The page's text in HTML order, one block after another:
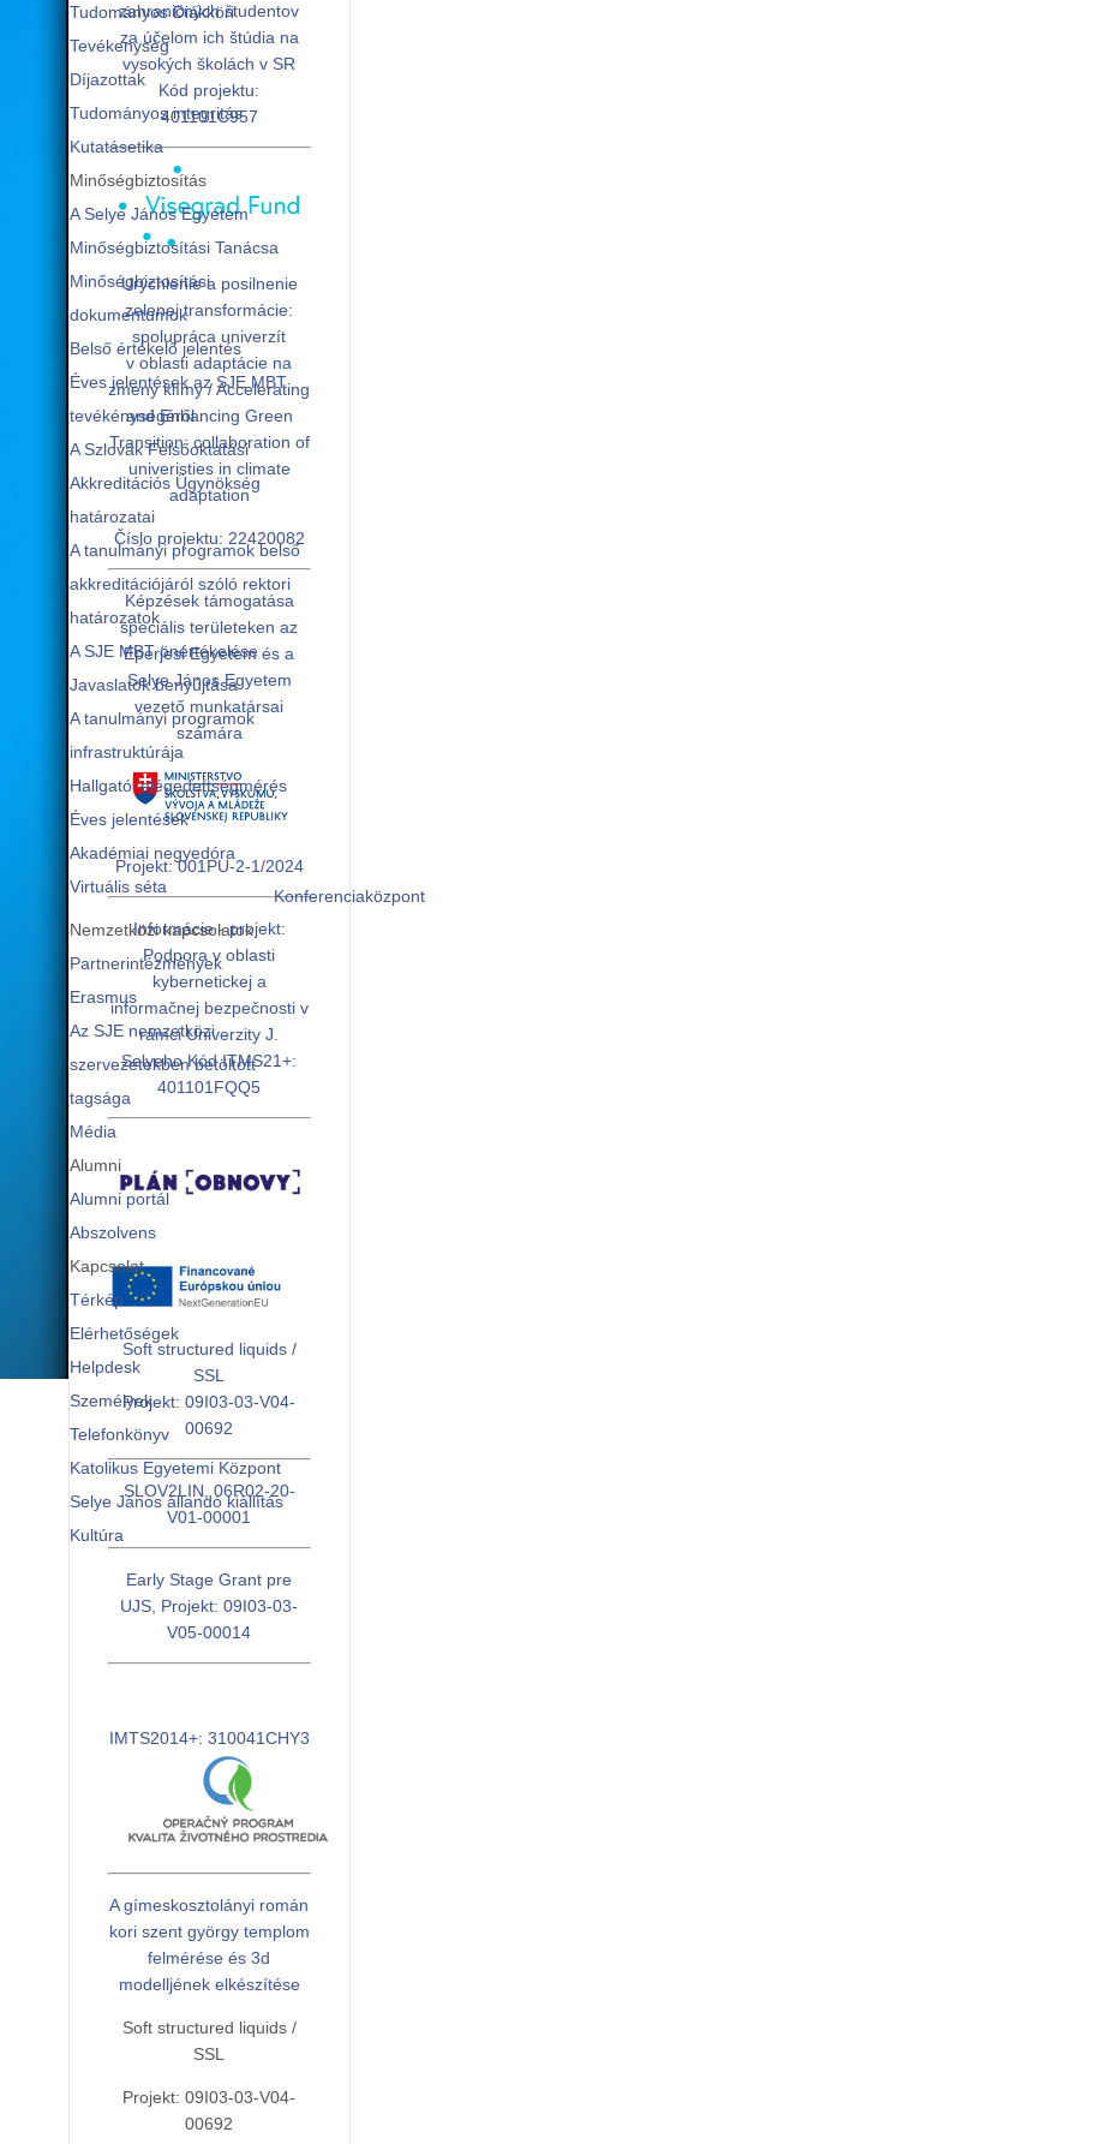
Tudományos Diákköri
Tevékenység
Díjazottak
Tudományos integritás
Kutatásetika
Minőségbiztosítás
A Selye János Egyetem
Minőségbiztosítási Tanácsa
Minőségbiztosítási
dokumentumok
Belső értékelő jelentés
Éves jelentések az SJE MBT
tevékénységéről
A Szlovák Felsőoktatási
Akkreditációs Ügynökség
határozatai
A tanulmányi programok belső
akkreditációjáról szóló rektori
határozatok
A SJE MBT önértékelése
Javaslatok benyújtása
A tanulmányi programok
infrastruktúrája
Hallgatói elégedettségmérés
Éves jelentések
Akadémiai negyedóra
Virtuális séta
Konferenciaközpont
Nemzetközi kapcsolatok
Partnerintézmények
Erasmus
Az SJE nemzetközi
szervezetekben betöltött
tagsága
Média
Alumni
Alumni portál
Abszolvens
Kapcsolat
Térkép
Elérhetőségek
Helpdesk
Személyek
Telefonkönyv
Katolikus Egyetemi Központ
Selye János állandó kiállítás
Kultúra
zahraničných študentov
za účelom ich štúdia na
vysokých školách v SR
Kód projektu:
401101C957
Urýchlenie a posilnenie
zelenej transformácie:
spolupráca univerzít
v oblasti adaptácie na
zmeny klímy / Accelerating
and Enhancing Green
Transition: collaboration of
univeristies in climate
adaptation
Číslo projektu: 22420082
Képzések támogatása
speciális területeken az
Eperjesi Egyetem és a
Selye János Egyetem
vezető munkatársai
számára
Projekt: 001PU-2-1/2024
Informácie - projekt:
Podpora v oblasti
kybernetickej a
informačnej bezpečnosti v
rámci Univerzity J.
Selyeho Kód ITMS21+:
401101FQQ5
Soft structured liquids /
SSL
Projekt: 09I03-03-V04-
00692
SLOV2LIN, 06R02-20-
V01-00001
Early Stage Grant pre
UJS, Projekt: 09I03-03-
V05-00014
IMTS2014+: 310041CHY3
A gímeskosztolányi román
kori szent györgy templom
felmérése és 3d
modelljének elkészítése
Soft structured liquids /
SSL
Projekt: 09I03-03-V04-
00692